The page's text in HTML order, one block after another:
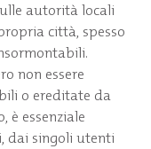
autorità locali
città, spesso
non essere
o ereditate da
è essenziale
dai singoli utenti